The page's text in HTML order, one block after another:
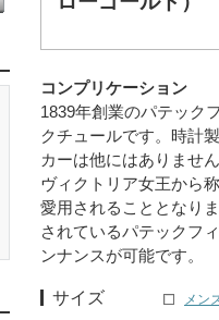
コンプリケーション
1839年創業のパテック
クチュールです。時計
カーは他にはありませ
ヴィクトリア女王から
愛用されることとなり
されているパテックフ
ンナンスが可能です。
サイズ メン